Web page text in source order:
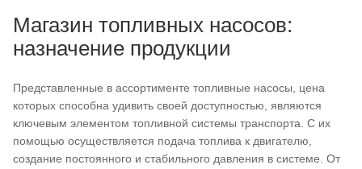
Магазин топливных насосов:
назначение продукции
Представленные в ассортименте топливные насосы, цена
которых способна удивить своей доступностью, являются
ключевым элементом топливной системы транспорта. С их
помощью осуществляется подача топлива к двигателю,
создание постоянного и стабильного давления в системе. От